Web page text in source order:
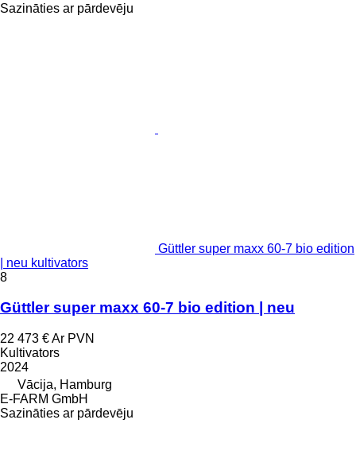
Sazināties ar pārdevēju
Güttler super maxx 60-7 bio edition
| neu kultivators
8
Güttler super maxx 60-7 bio edition | neu
22 473 €Ar PVN
Kultivators
2024
Vācija, Hamburg
E-FARM GmbH
Sazināties ar pārdevēju